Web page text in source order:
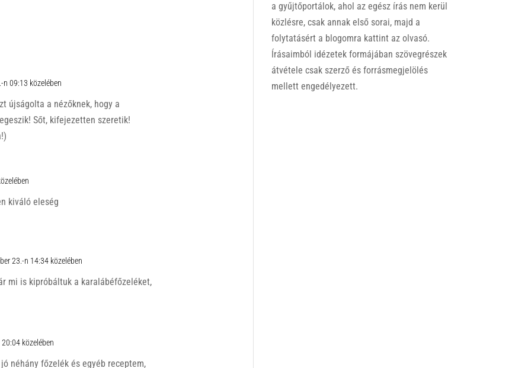
n 09:13 közelében
újságolta a nézőknek, hogy a
Sőt, kifejezetten szeretik!
kiváló eleség
23.-n 14:34 közelében
mi is kipróbáltuk a karalábéfőzeléket,
közelében
néhány főzelék és egyéb receptem,
a gyűjtőportálok, ahol az egész írás nem kerül
közlésre, csak annak első sorai, majd a
folytatásért a blogomra kattint az olvasó.
Írásaimból idézetek formájában szövegrészek
átvétele csak szerző és forrásmegjelölés
mellett engedélyezett.